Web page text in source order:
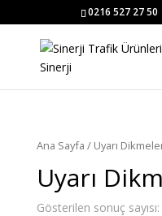
0216 527 27 50
Ana Sayfa / Uyarı
Uyarı
Gösterilen sonuç